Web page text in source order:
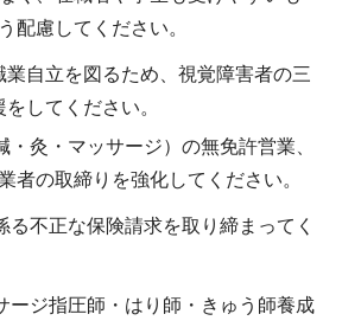
配慮してください。
業自立を図るため、視覚障害者の三
してください。
・灸・マッサージ）の無免許営業、
者の取締りを強化してください。
る不正な保険請求を取り締まってく
ージ指圧師・はり師・きゅう師養成